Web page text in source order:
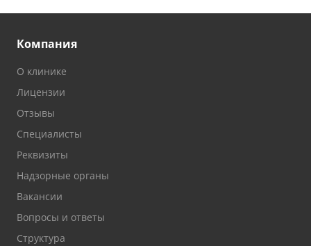
Компания
О клинике
Лицензии
Отзывы
Специалисты
Реквизиты
Надзорные органы
Вакансии
Вопросы и ответы
Структура